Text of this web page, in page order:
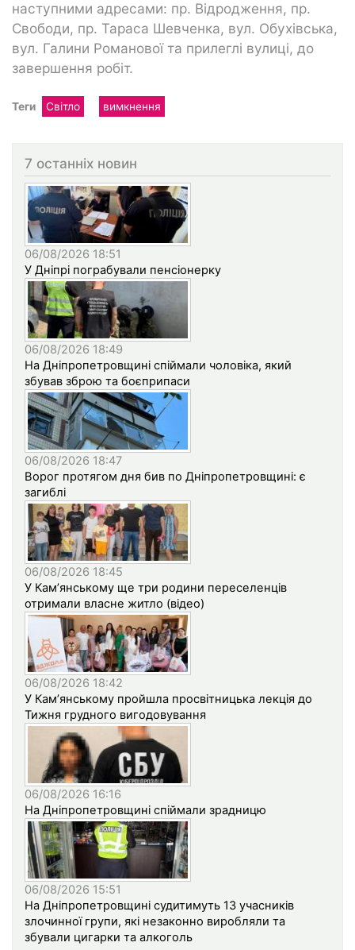
наступними адресами: пр. Відродження, пр.
Свободи, пр. Тараса Шевченка, вул. Обухівська,
вул. Галини Романової та прилеглі вулиці, до
завершення робіт.
Теги Світло вимкнення
7 останніх новин
06/08/2026 18:51
У Дніпрі пограбували пенсіонерку
06/08/2026 18:49
На Дніпропетровщині спіймали чоловіка, який
збував зброю та боєприпаси
06/08/2026 18:47
Ворог протягом дня бив по Дніпропетровщині: є
загиблі
06/08/2026 18:45
У Кам’янському ще три родини переселенців
отримали власне житло (відео)
06/08/2026 18:42
У Кам’янському пройшла просвітницька лекція до
Тижня грудного вигодовування
06/08/2026 16:16
На Дніпропетровщині спіймали зрадницю
06/08/2026 15:51
На Дніпропетровщині судитимуть 13 учасників
злочинної групи, які незаконно виробляли та
збували цигарки та алкоголь